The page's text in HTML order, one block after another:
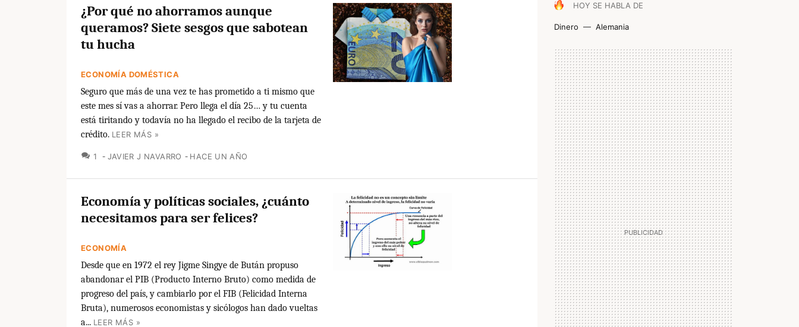
HOY SE HABLA DE
Dinero Alemania
¿Por qué no ahorramos aunque
queramos? Siete sesgos que sabotean
tu hucha
ECONOMÍA DOMÉSTICA
Seguro que más de una vez te has prometido a ti mismo que
este mes sí vas a ahorrar. Pero llega el día 25… y tu cuenta
está tiritando y todavía no ha llegado el recibo de la tarjeta de
crédito. LEER MÁS »
1 COMENTARIOS
JAVIER J NAVARRO HACE UN AÑO
Economía y políticas sociales, ¿cuánto
necesitamos para ser felices?
ECONOMÍA
Desde que en 1972 el rey Jigme Singye de Bután propuso
abandonar el PIB (Producto Interno Bruto) como medida de
progreso del país, y cambiarlo por el FIB (Felicidad Interna
Bruta), numerosos economistas y sicólogos han dado vueltas
a... LEER MÁS »